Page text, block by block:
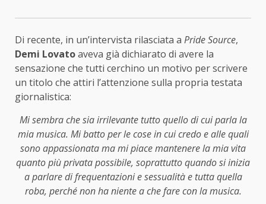
Di recente, in un’intervista rilasciata a Pride Source,
Demi Lovatoaveva già dichiarato di avere la
sensazione che tutti cerchino un motivo per scrivere
un titolo che attiri l’attenzione sulla propria testata
giornalistica:
Mi sembra che sia irrilevante tutto quello di cui parla la
mia musica. Mi batto per le cose in cui credo e alle quali
sono appassionata ma mi piace mantenere la mia vita
quanto più privata possibile, soprattutto quando si inizia
a parlare di frequentazioni e sessualità e tutta quella
roba, perché non ha niente a che fare con la musica.